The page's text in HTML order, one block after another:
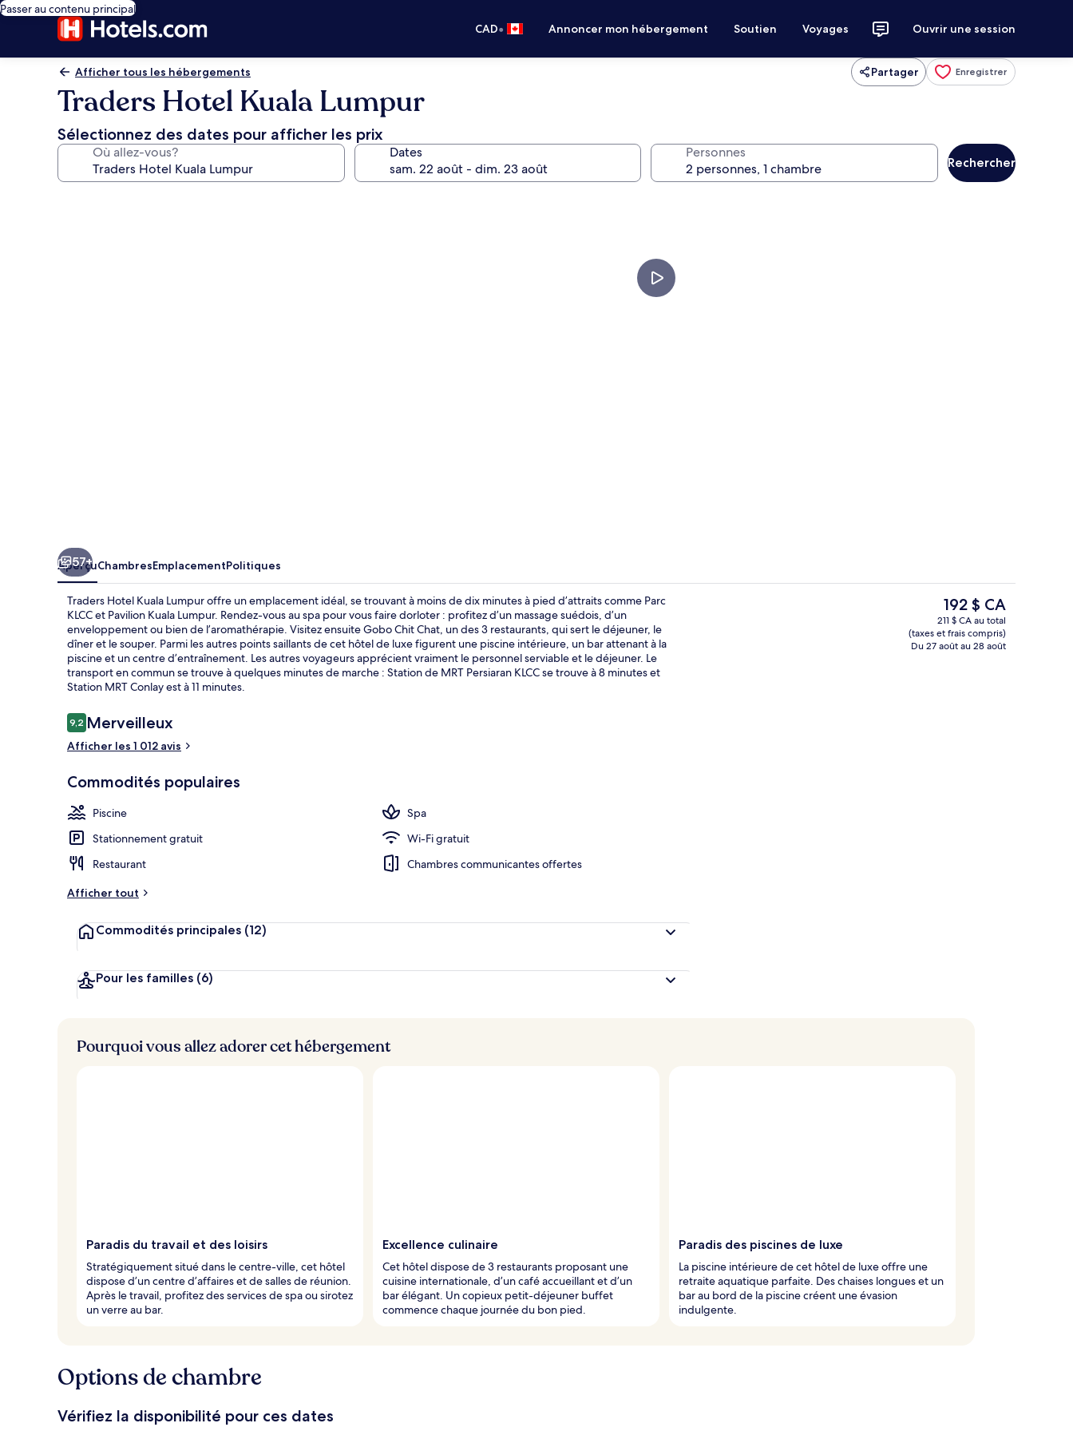
Passer au contenu principal
CAD• Annoncer mon hébergement Soutien Voyages Ouvrir une session
Afficher tous les hébergements Partager Enregistrer
Traders Hotel Kuala Lumpur
Sélectionnez des dates pour afficher les prix
Où allez-vous? Dates Personnes
Rechercher
Chambre exécutive, 1 très grand lit (Traders Club, Twin Towers View) | Literie
3 restaurants servant le déjeuner, le
57+
AperçuChambresEmplacementPolitiques
Traders Hotel Kuala Lumpur offre un emplacement idéal, se trouvant à moins de dix minutes à pied d’attraits comme Parc
KLCC et Pavilion Kuala Lumpur. Rendez-vous au spa pour vous faire dorloter : profitez d’un massage suédois, d’un
enveloppement ou bien de l’aromathérapie. Visitez ensuite Gobo Chit Chat, un des 3 restaurants, qui sert le déjeuner, le
dîner et le souper. Parmi les autres points saillants de cet hôtel de luxe figurent une piscine intérieure, un bar attenant à la
piscine et un centre d’entraînement. Les autres voyageurs apprécient vraiment le personnel serviable et le déjeuner. Le
transport en commun se trouve à quelques minutes de marche : Station de MRT Persiaran KLCC se trouve à 8 minutes et
Station MRT Conlay est à 11 minutes.
Avis
9,29,2 sur 10 –
Merveilleux
Afficher les 1 012 avis
Commodités populaires
Piscine
Spa
Stationnement gratuit
Wi-Fi gratuit
Restaurant
Chambres communicantes offertes
Afficher tout
Commodités principales (12)
Pour les familles (6)
Le
prix
actuel
est
192 $ CA
211 $ CA au total
(taxes et frais compris)
Du 27 août au 28 août
Pourquoi vous allez adorer cet hébergement
Paradis du travail et des loisirs
Stratégiquement situé dans le centre-ville, cet hôtel
dispose d’un centre d’affaires et de salles de réunion.
Après le travail, profitez des services de spa ou sirotez
un verre au bar.
Excellence culinaire
Cet hôtel dispose de 3 restaurants proposant une
cuisine internationale, d’un café accueillant et d’un
bar élégant. Un copieux petit-déjeuner buffet
commence chaque journée du bon pied.
Paradis des piscines de luxe
La piscine intérieure de cet hôtel de luxe offre une
retraite aquatique parfaite. Des chaises longues et un
bar au bord de la piscine créent une évasion
indulgente.
Options de chambre
Vérifiez la disponibilité pour ces dates